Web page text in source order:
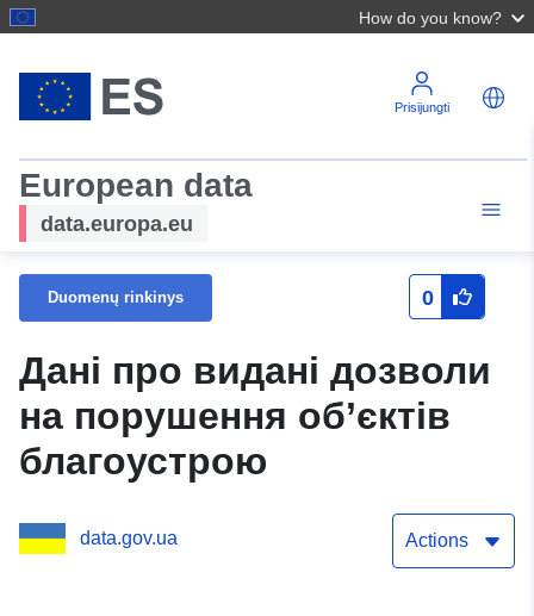
How do you know?
Prisijungti
European data
data.europa.eu
Duomenų rinkinys 0
Дані про видані дозволи
на порушення об’єктів
благоустрою
data.gov.ua Actions